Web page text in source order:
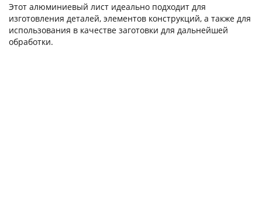
Этот алюминиевый лист идеально подходит для
изготовления деталей, элементов конструкций, а также для
использования в качестве заготовки для дальнейшей
обработки.
123333
5 отзывов
659.00р.